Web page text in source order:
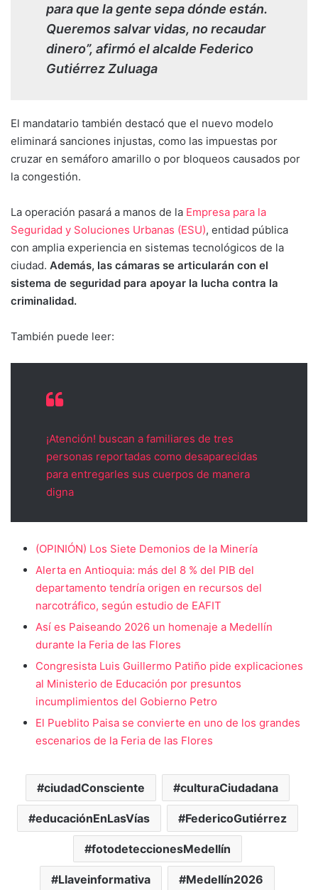
para que la gente sepa dónde están.
Queremos salvar vidas, no recaudar
dinero”, afirmó el alcalde Federico
Gutiérrez Zuluaga
El mandatario también destacó que el nuevo modelo
eliminará sanciones injustas, como las impuestas por
cruzar en semáforo amarillo o por bloqueos causados por
la congestión.
La operación pasará a manos de la Empresa para la
Seguridad y Soluciones Urbanas (ESU), entidad pública
con amplia experiencia en sistemas tecnológicos de la
ciudad. Además, las cámaras se articularán con el
sistema de seguridad para apoyar la lucha contra la
criminalidad.
También puede leer:
¡Atención! buscan a familiares de tres
personas reportadas como desaparecidas
para entregarles sus cuerpos de manera
digna
(OPINIÓN) Los Siete Demonios de la Minería
Alerta en Antioquia: más del 8 % del PIB del
departamento tendría origen en recursos del
narcotráfico, según estudio de EAFIT
Así es Paiseando 2026 un homenaje a Medellín
durante la Feria de las Flores
Congresista Luis Guillermo Patiño pide explicaciones
al Ministerio de Educación por presuntos
incumplimientos del Gobierno Petro
El Pueblito Paisa se convierte en uno de los grandes
escenarios de la Feria de las Flores
ciudadConsciente culturaCiudadana
educaciónEnLasVías FedericoGutiérrez
fotodeteccionesMedellín
Llaveinformativa Medellín2026